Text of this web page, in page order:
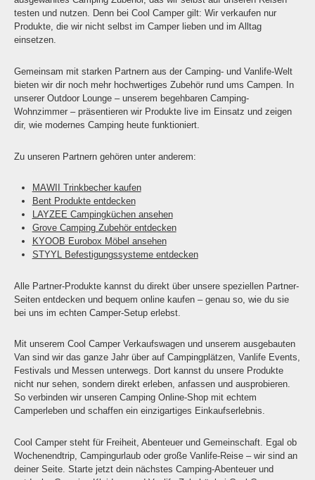
testen und nutzen. Denn bei Cool Camper gilt: Wir verkaufen nur
Produkte, die wir nicht selbst im Camper lieben und im Alltag
einsetzen.
Gemeinsam mit starken Partnern aus der Camping- und Vanlife-Welt
bieten wir dir noch mehr hochwertiges Zubehör rund ums Campen. In
unserer Outdoor Lounge – unserem begehbaren Camping-
Wohnzimmer – präsentieren wir Produkte live im Einsatz und zeigen
dir, wie modernes Camping heute funktioniert.
Zu unseren Partnern gehören unter anderem:
MAWII Trinkbecher kaufen
Bent Produkte entdecken
LAYZEE Campingküchen ansehen
Grove Camping Zubehör entdecken
KYOOB Eurobox Möbel ansehen
STYYL Befestigungssysteme entdecken
Alle Partner-Produkte kannst du direkt über unsere speziellen Partner-
Seiten entdecken und bequem online kaufen – genau so, wie du sie
bei uns im echten Camper-Setup erlebst.
Mit unserem Cool Camper Verkaufswagen und unserem ausgebauten
Van sind wir das ganze Jahr über auf Campingplätzen, Vanlife Events,
Festivals und Messen unterwegs. Dort kannst du unsere Produkte
nicht nur sehen, sondern direkt erleben, anfassen und ausprobieren.
So verbinden wir unseren Camping Online-Shop mit echtem
Camperleben und schaffen ein einzigartiges Einkaufserlebnis.
Cool Camper steht für Freiheit, Abenteuer und Gemeinschaft. Egal ob
Wochenendtrip, Campingurlaub oder große Vanlife-Reise – wir sind an
deiner Seite. Starte jetzt dein nächstes Camping-Abenteuer und